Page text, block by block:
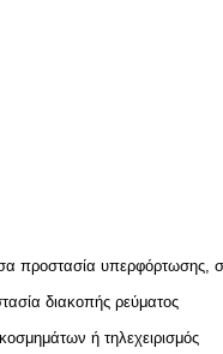
προστασία υπερφόρτωσης,
διακοπής ρεύματος
ή τηλεχειρισμός